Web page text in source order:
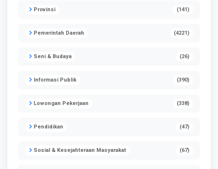
Provinsi (141)
Pemerintah Daerah (4221)
Seni & Budaya (26)
Informasi Publik (390)
Lowongan Pekerjaan (338)
Pendidikan (47)
Sosial & Kesejahteraan Masyarakat (67)